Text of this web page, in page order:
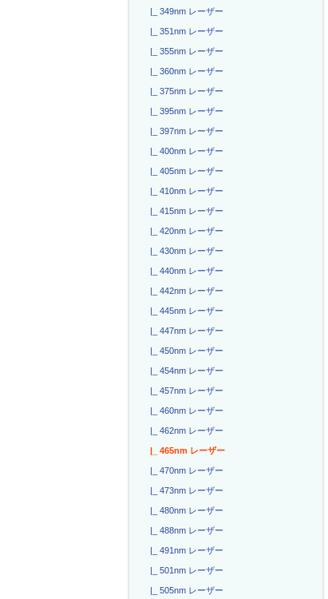
|_ 349nm レーザー
|_ 351nm レーザー
|_ 355nm レーザー
|_ 360nm レーザー
|_ 375nm レーザー
|_ 395nm レーザー
|_ 397nm レーザー
|_ 400nm レーザー
|_ 405nm レーザー
|_ 410nm レーザー
|_ 415nm レーザー
|_ 420nm レーザー
|_ 430nm レーザー
|_ 440nm レーザー
|_ 442nm レーザー
|_ 445nm レーザー
|_ 447nm レーザー
|_ 450nm レーザー
|_ 454nm レーザー
|_ 457nm レーザー
|_ 460nm レーザー
|_ 462nm レーザー
|_ 465nm レーザー
|_ 470nm レーザー
|_ 473nm レーザー
|_ 480nm レーザー
|_ 488nm レーザー
|_ 491nm レーザー
|_ 501nm レーザー
|_ 505nm レーザー